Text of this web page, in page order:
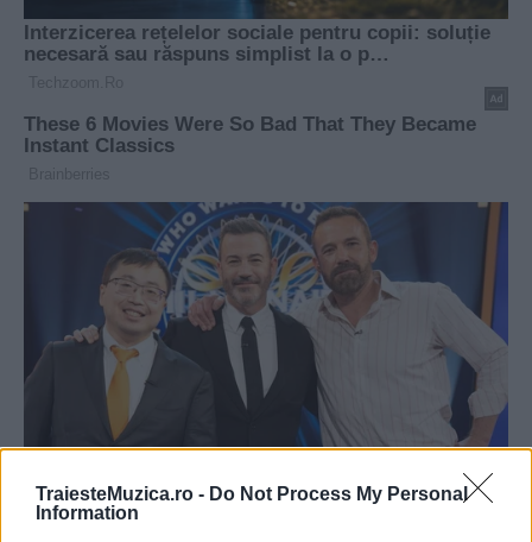
TraiesteMuzica.ro - Do Not Process My Personal
Information